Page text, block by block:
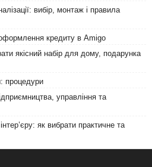
вибір, монтаж і правила
кредиту в Amigo
якісний набір для дому, подарунка
процедури
управління та
як вибрати практичне та